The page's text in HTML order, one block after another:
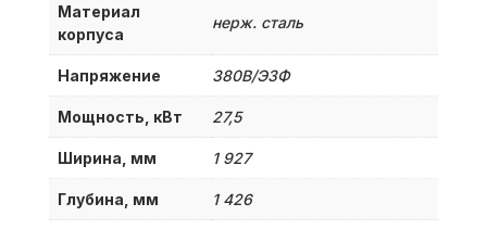
Материал
корпуса
нерж. сталь
Напряжение 380B/Э3Ф
Мощность, кВт 27,5
Ширина, мм 1 927
Глубина, мм 1 426